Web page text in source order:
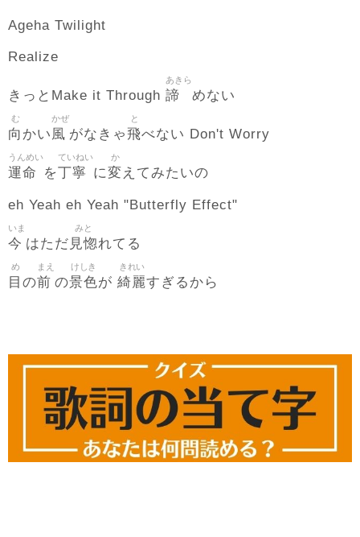
Ageha Twilight
Realize
きっとMake it Through 諦
あきら
めない
向
む
かい風
かぜ
がなきゃ飛
と
べない Don't Worry
運命
うんめい
を丁寧
ていねい
に変
か
えてみたいの
eh Yeah eh Yeah "Butterfly Effect"
今
いま
はただ 見惚
みと
れてる
目
め
の前
まえ
の景色
けしき
が 綺麗
きれい
すぎるから